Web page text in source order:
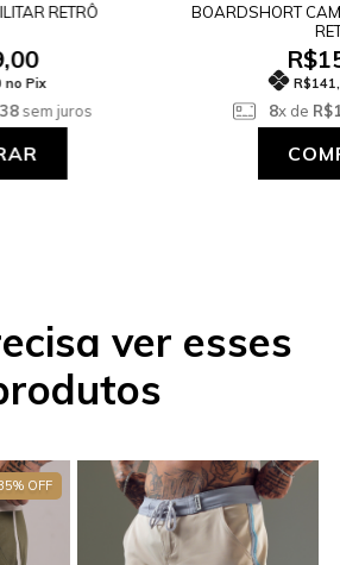
RETRÔ
no Pix
sem juros
BOARDSHORT
8x de
ver esses
OFF